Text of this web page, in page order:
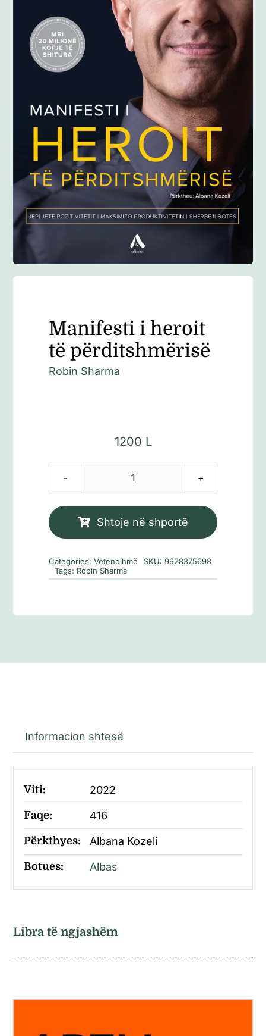
Anglisht
Ditarë
Evente
Blog
Manifesti i heroit
të përditshmërisë
Robin Sharma
1200 L
Sasi
i
përditshmërisë
Shtoje në shportë
Categories:Vetëndihmë SKU:9928375698
Tags: Robin Sharma
Informacion shtesë
Viti: 2022
Faqe: 416
Përkthyes: Albana Kozeli
Botues: Albas
Libra të ngjashëm